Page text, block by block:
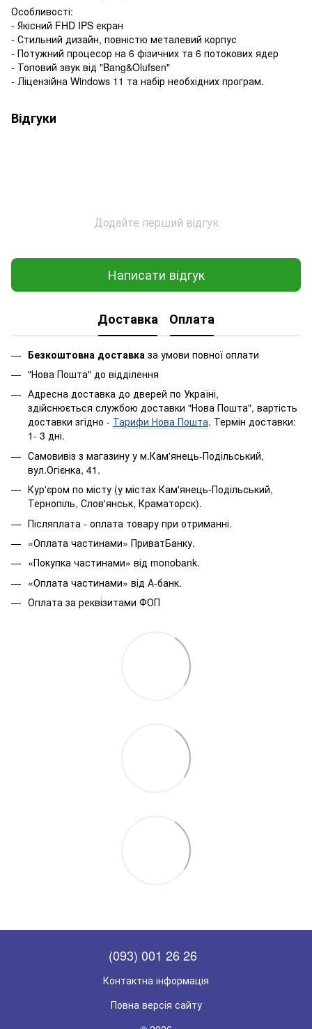
Особливості:
- Якісний FHD IPS екран
- Стильний дизайн, повністю металевий корпус
- Потужний процесор на 6 фізичних та 6 потокових ядер
- Топовий звук від "Bang&Olufsen"
- Ліцензійна Windows 11 та набір необхідних програм.
Відгуки
Додайте перший відгук
Написати відгук
Доставка Оплата
Безкоштовна доставка за умови повної оплати
"Нова Пошта" до відділення
Адресна доставка до дверей по Україні,
здійснюється службою доставки "Нова Пошта", вартість
доставки згідно - Тарифи Нова Пошта. Термін доставки:
1- 3 дні.
Самовивіз з магазину у м.Кам'янець-Подільський,
вул.Огієнка, 41.
Кур'єром по місту (у містах Кам'янець-Подільський,
Тернопіль, Слов'янськ, Краматорск).
Післяплата - оплата товару при отриманні.
«Оплата частинами» ПриватБанку.
«Покупка частинами» від monobank.
«Оплата частинами» від А-банк.
Оплата за реквізитами ФОП
(093) 001 26 26
Контактна інформація
Повна версія сайту